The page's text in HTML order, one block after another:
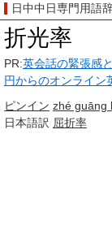
日中中日専門用語
折光率
PR:英会話の緊張感
円からのオンライン
ピンイン zhé guāng
日本語訳 屈折率